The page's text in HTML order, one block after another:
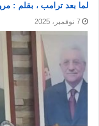
لما بعد ترامب ، بقلم :
7 نوفمبر، 2025